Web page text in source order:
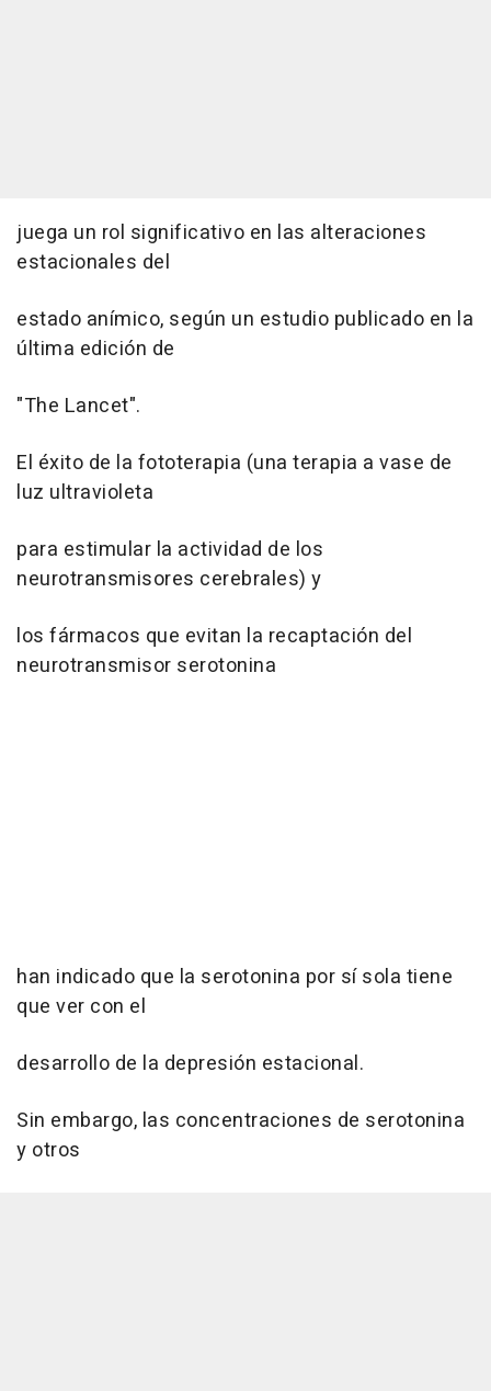
juega un rol significativo en las alteraciones
estacionales del
estado anímico, según un estudio publicado en la
última edición de
"The Lancet".
El éxito de la fototerapia (una terapia a vase de
luz ultravioleta
para estimular la actividad de los
neurotransmisores cerebrales) y
los fármacos que evitan la recaptación del
neurotransmisor serotonina
han indicado que la serotonina por sí sola tiene
que ver con el
desarrollo de la depresión estacional.
Sin embargo, las concentraciones de serotonina
y otros